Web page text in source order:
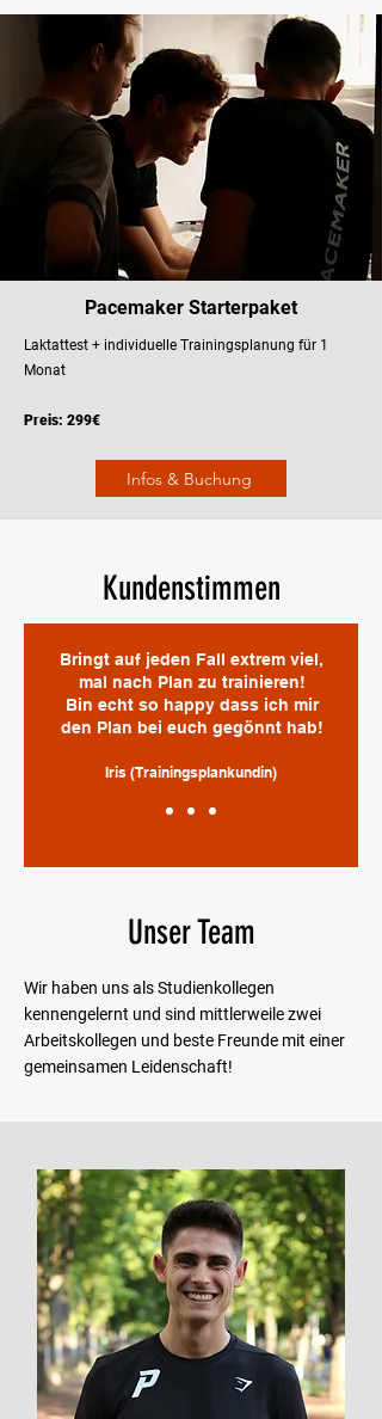
Pacemaker Starterpaket
Laktattest + individuelle Trainingsplanung für 1
Monat
Preis: 299€
Infos & Buchung
Kundenstimmen
Bringt auf jeden Fall extrem viel,
mal nach Plan zu trainieren!
Bin echt so happy dass ich mir
den Plan bei euch gegönnt hab!
Iris (Trainingsplankundin)
Unser Team
Wir haben uns als Studienkollegen
kennengelernt und sind mittlerweile zwei
Arbeitskollegen und beste Freunde mit einer
gemeinsamen Leidenschaft!